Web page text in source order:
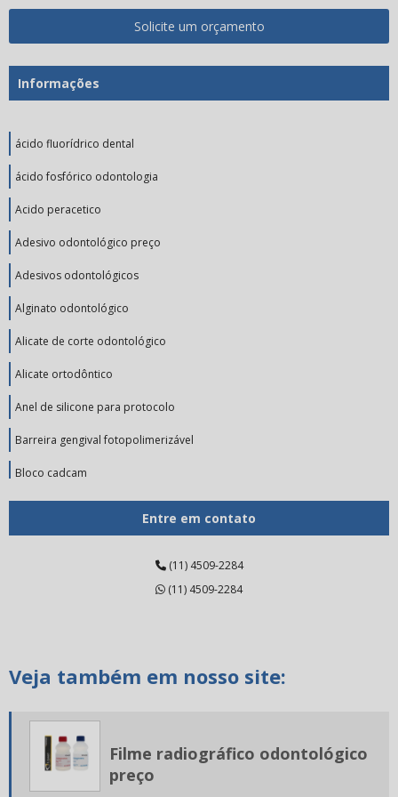
Solicite um orçamento
Informações
ácido fluorídrico dental
ácido fosfórico odontologia
Acido peracetico
Adesivo odontológico preço
Adesivos odontológicos
Alginato odontológico
Alicate de corte odontológico
Alicate ortodôntico
Anel de silicone para protocolo
Barreira gengival fotopolimerizável
Bloco cadcam
Broca de tungstênio
Broca de tungstênio preço
Cerâmica prensada dental
Cimento endodôntico valor
Cimento resinoso odontológico
Entre em contato
(11) 4509-2284
(11) 4509-2284
Veja também em nosso site:
Filme radiográfico odontológico
preço